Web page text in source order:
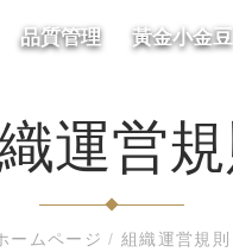
品質管理 黃金小金豆
運営規
ームページ/ 組織運営規則